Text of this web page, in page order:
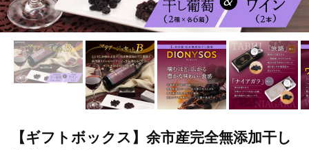
【ギフトボックス】余市産完全無添加干し